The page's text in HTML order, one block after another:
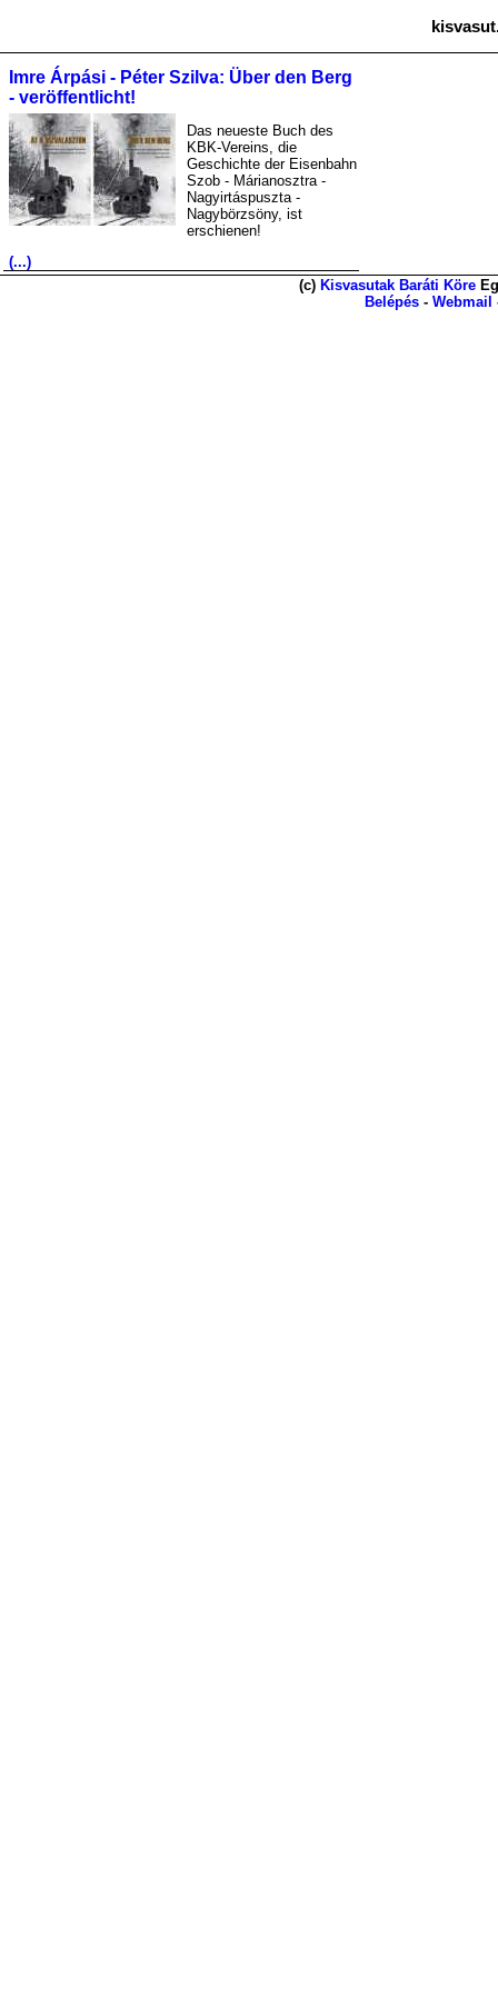
Imre Árpási - Péter Szilva: Über den Berg
- veröffentlicht!
Das neueste Buch des
KBK-Vereins, die
Geschichte der Eisenbahn
Szob - Márianosztra -
Nagyirtáspuszta -
Nagybörzsöny, ist
erschienen!
(...)
(c) Kisvasutak Baráti Köre
Belépés - Webmail